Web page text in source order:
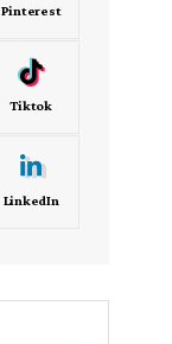
Pinterest
Tiktok
LinkedIn